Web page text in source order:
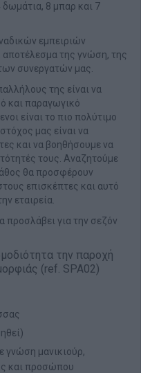
δωμάτια, 8 μπαρ και 7
εμπειριών
αποτέλεσμα της γνώση, της
συνεργατών μας.
της είναι να
και παραγωγικό
είναι το πιο πολύτιμο
μας είναι να
και να βοηθήσουμε να
τους. Αναζητούμε
θα προσφέρουν
επισκέπτες και αυτό
εταιρεία.
προσλάβει για την σεζόν
την παροχή
(ref. SPA02)
γνώση μανικιούρ,
και προσώπου